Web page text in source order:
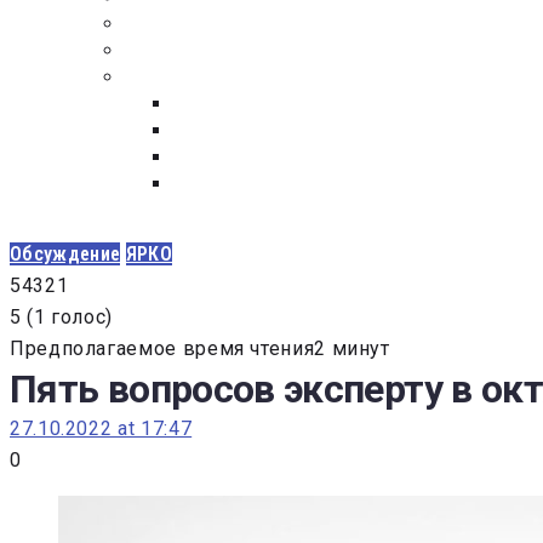
Обсуждение ЯРКО
54321
5 (1 голос)
Предполагаемое время чтения2 минут
Пять вопросов эксперту в
27.10.2022 at 17:47
0